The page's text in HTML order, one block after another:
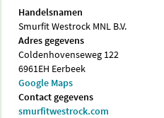
Handelsnamen
Smurfit Westrock MNL B.V.
Adres gegevens
Coldenhovenseweg 122
6961EH Eerbeek
Google Maps
Contact gegevens
smurfitwestrock.com